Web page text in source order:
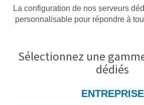
La configuration de nos serveurs
personnalisable pour répondre à
Sélectionnez une
dédiés
ENTREPRISE